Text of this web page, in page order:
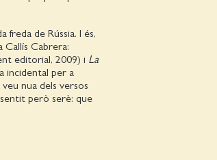
freda de Rússia. I és,
Callís Cabrera:
editorial, 2009) i La
incidental per a
nua dels versos
però serè: que